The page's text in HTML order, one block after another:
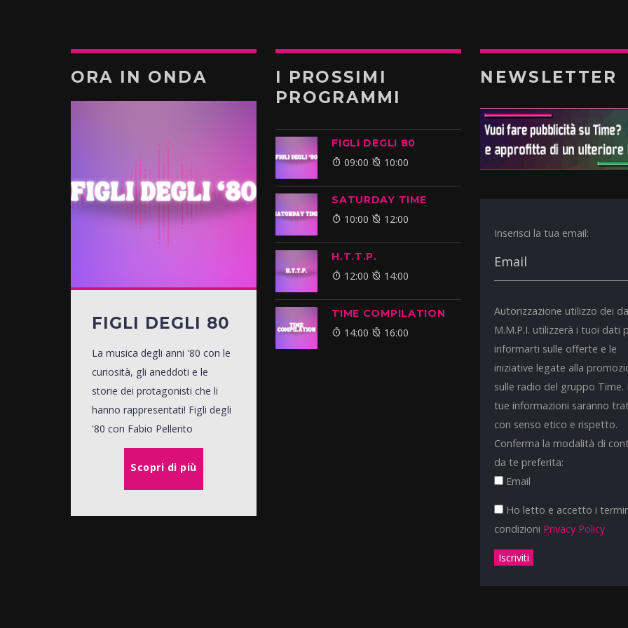
ORA IN ONDA
FIGLI DEGLI 80
La musica degli anni '80 con le
curiosità, gli aneddoti e le
storie dei protagonisti che li
hanno rappresentati! Figli degli
'80 con Fabio Pellerito
Scopri di più
I PROSSIMI
PROGRAMMI
FIGLI DEGLI 80
09:00 10:00
SATURDAY TIME
10:00 12:00
H.T.T.P.
12:00 14:00
TIME COMPILATION
14:00 16:00
NEWSLETTER
Inserisci la tua email:
Autorizzazione utilizzo dei
M.M.P.I. utilizzerà i tuoi dati
informarti sulle offerte e le
iniziative legate alla
sulle radio del gruppo Time.
tue informazioni saranno
con senso etico e rispetto.
Conferma la modalità di
da te preferita:
Email
Ho letto e accetto i
condizioni Privacy Policy